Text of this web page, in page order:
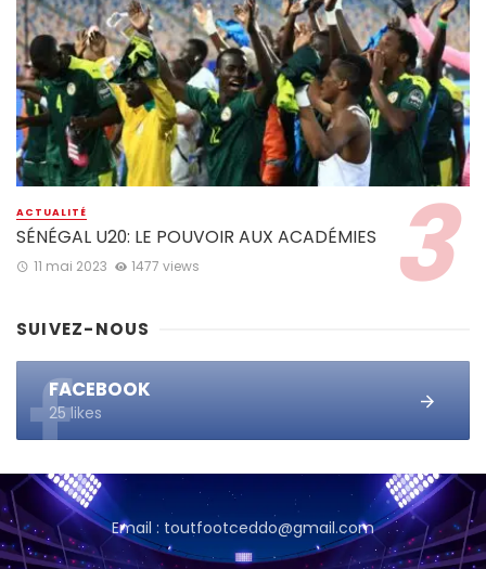
ACTUALITÉ
SÉNÉGAL U20: LE POUVOIR AUX ACADÉMIES
11 mai 2023 1477 views
SUIVEZ-NOUS
FACEBOOK
25 likes
Email : toutfootceddo@gmail.com